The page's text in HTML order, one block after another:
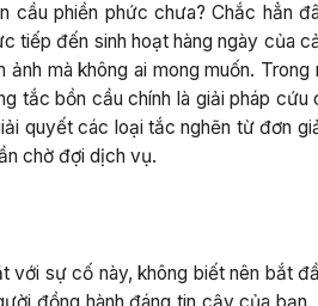
cầu phiền phức chưa? Chắc hẳn
tiếp đến sinh hoạt hàng ngày của
ảnh mà không ai mong muốn.
tắc bồn cầu chính là giải pháp cứu
quyết các loại tắc nghẽn từ đơn
chờ đợi dịch vụ.
với sự cố này, không biết nên bắt